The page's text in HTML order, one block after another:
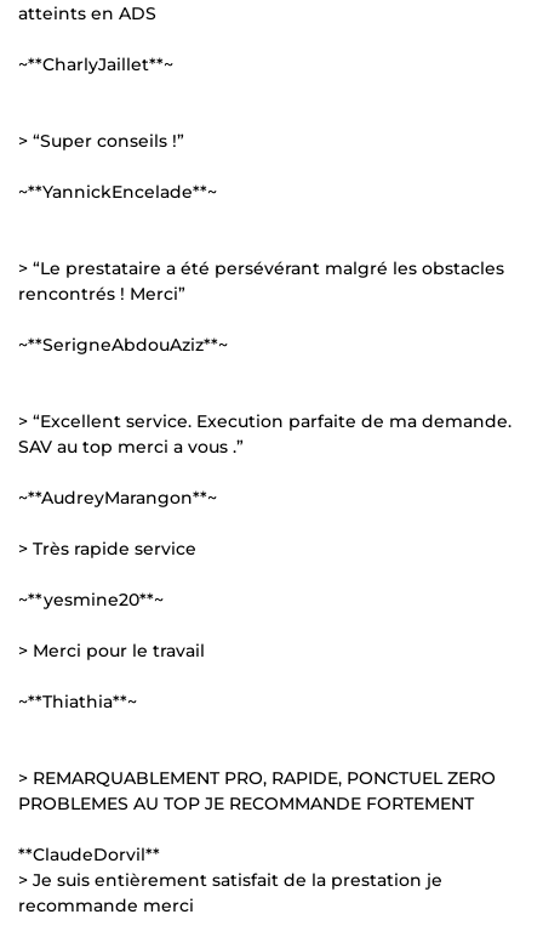
atteints en ADS
~**CharlyJaillet**~
> “Super conseils !”
~**YannickEncelade**~
> “Le prestataire a été persévérant malgré les obstacles
rencontrés ! Merci”
~**SerigneAbdouAziz**~
> “Excellent service. Execution parfaite de ma demande.
SAV au top merci a vous .”
~**AudreyMarangon**~
> Très rapide service
~**yesmine20**~
> Merci pour le travail
~**Thiathia**~
> REMARQUABLEMENT PRO, RAPIDE, PONCTUEL ZERO
PROBLEMES AU TOP JE RECOMMANDE FORTEMENT
**ClaudeDorvil**
> Je suis entièrement satisfait de la prestation je
recommande merci